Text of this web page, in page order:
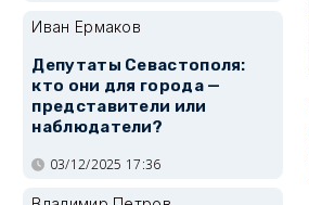
Иван Ермаков
Депутаты Севастополя:
кто они для города —
представители или
наблюдатели?
03/12/2025 17:36